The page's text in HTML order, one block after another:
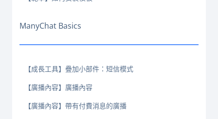
ManyChat Basics
【成長工具】疊加小部件：短信模式
【廣播內容】廣播內容
【廣播內容】帶有付費消息的廣播